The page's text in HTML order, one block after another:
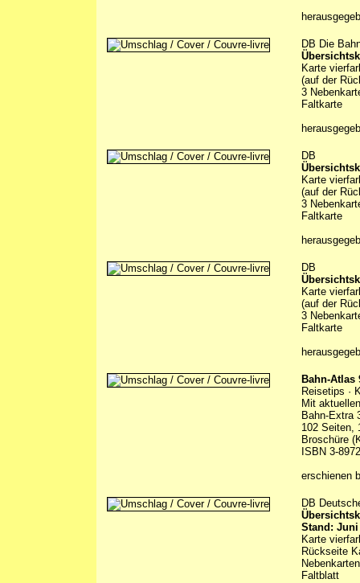
DB Die
Karte
(auf der
3
Faltkarte
DB
Karte
(auf der
3
Faltkarte
DB
Karte
(auf der
3
Faltkarte
Bahn-Atlas
Reisetips ·
Mit
Bahn-Extra
102 Seiten,
Broschüre
ISBN 3-
erschienen
DB
Stand: Juni
Karte
Rückseite
Faltblatt